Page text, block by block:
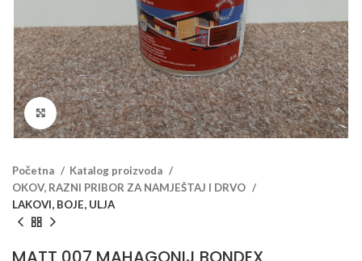
Klikni za veći prikaz
Početna
Katalog proizvoda
OKOV, RAZNI PRIBOR ZA NAMJEŠTAJ I DRVO
LAKOVI, BOJE, ULJA